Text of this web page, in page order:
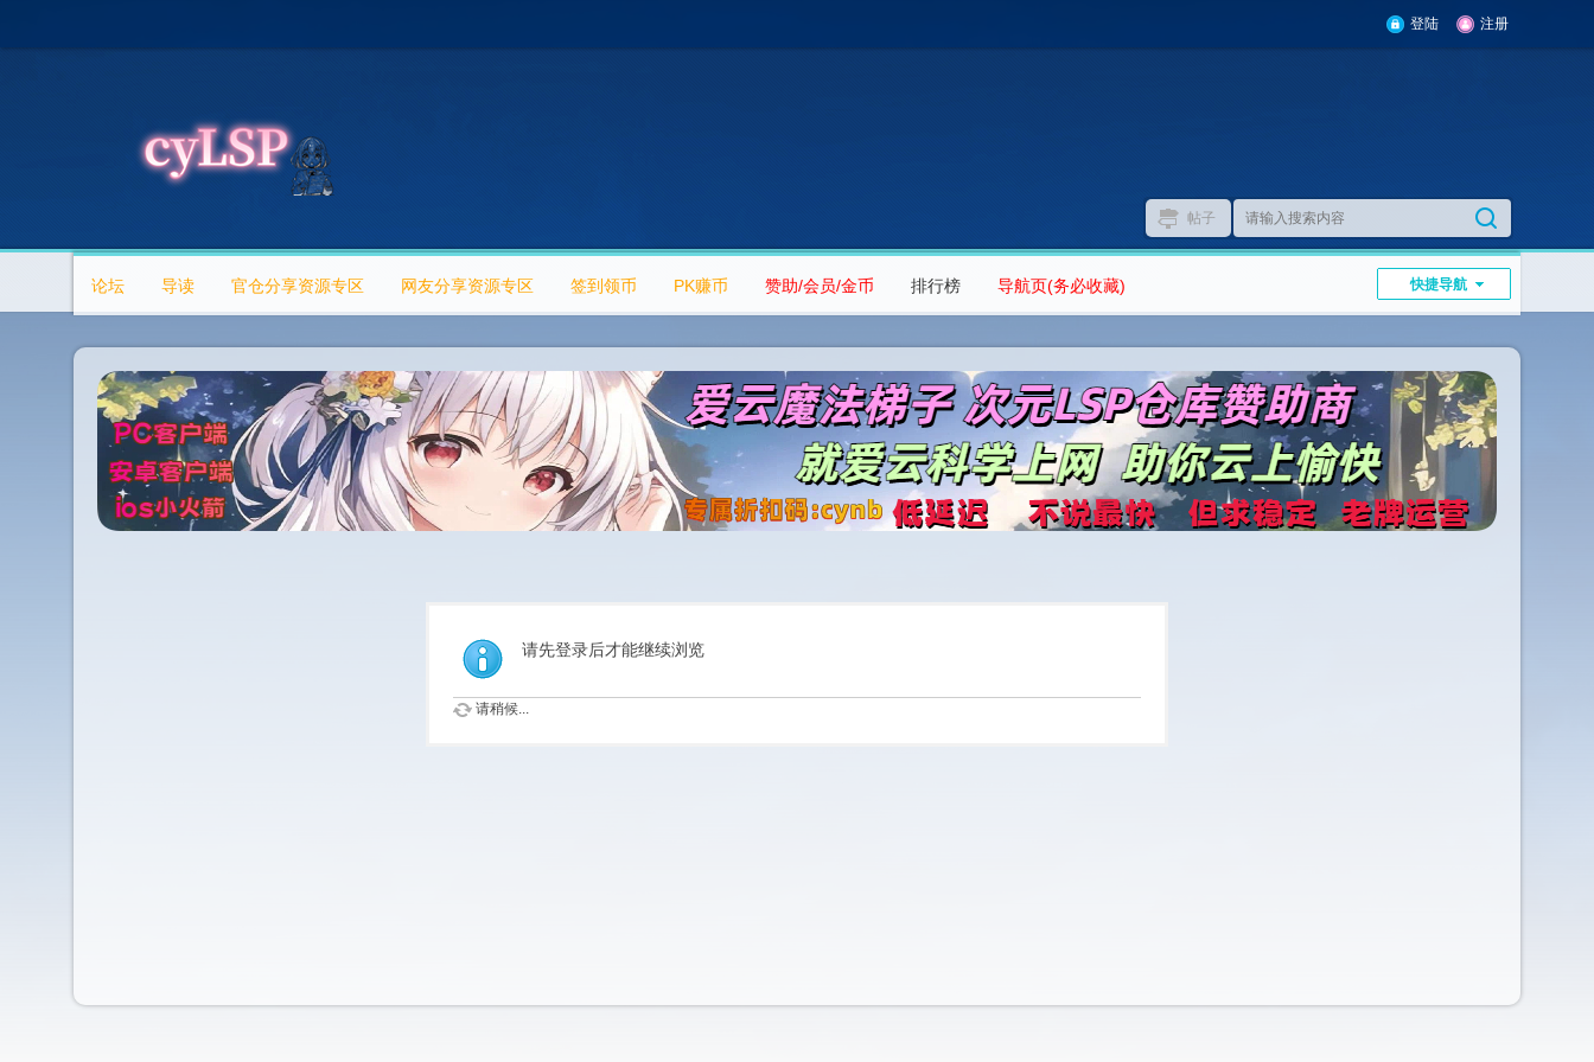
登陆 注册
帖子
快捷导航
论坛 导读 官仓分享资源专区 网友分享资源专区 签到领币 PK赚币 赞助/会员/金币 排行榜 导航页(务必收藏)
请先登录后才能继续浏览
请稍候...